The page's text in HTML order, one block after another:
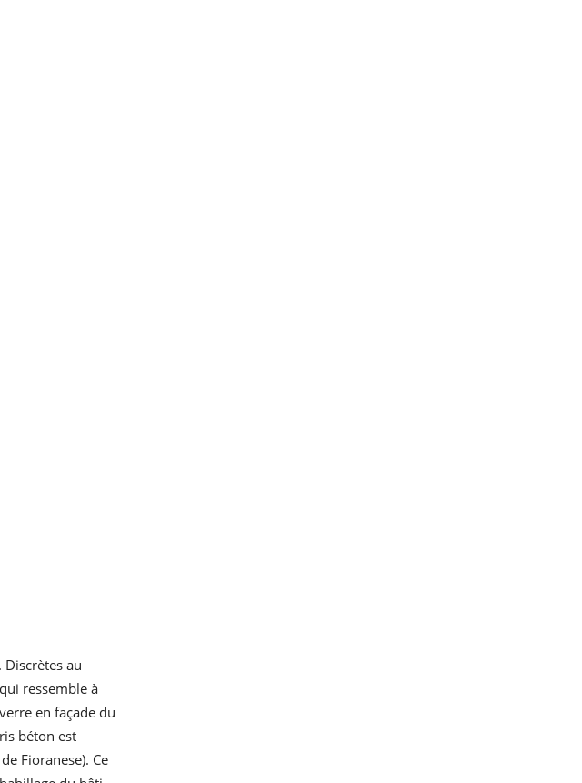
au
ressemble à
en façade du
béton est
Fioranese). Ce